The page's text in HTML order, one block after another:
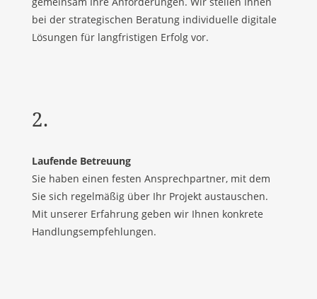
bei der strategischen Beratung individuelle digitale
Lösungen für langfristigen Erfolg vor.
2.
Laufende Betreuung
Sie haben einen festen Ansprechpartner, mit dem
Sie sich regelmäßig über Ihr Projekt austauschen.
Mit unserer Erfahrung geben wir Ihnen konkrete
Handlungsempfehlungen.